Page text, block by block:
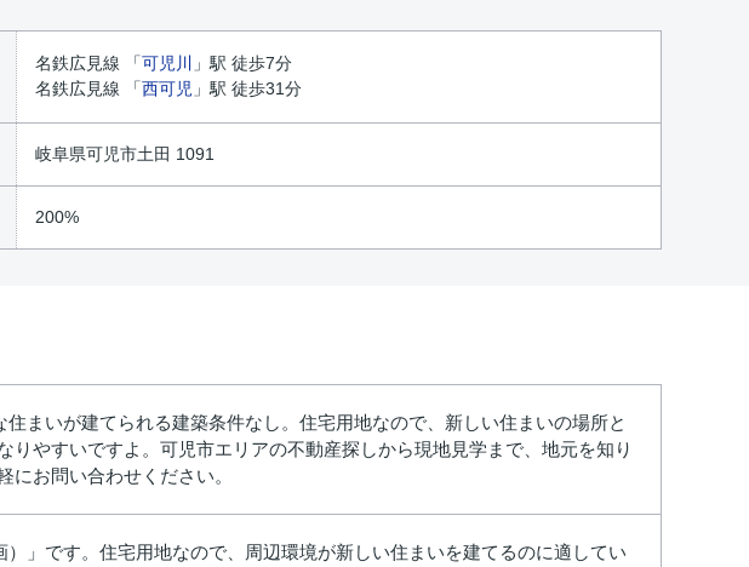
名鉄広見線 「可児川
」駅 徒歩7分
名鉄広見線 「西可児 」駅 徒歩31分
岐阜県可児市土田 1091
200%
まいが建てられる建築条件なし。住宅用地なので、新しい住まいの場所と
やすいですよ。可児市エリアの不動産探しから現地見学まで、地元を知り
お問い合わせください。
」です。住宅用地なので、周辺環境が新しい住まいを建てるのに適してい